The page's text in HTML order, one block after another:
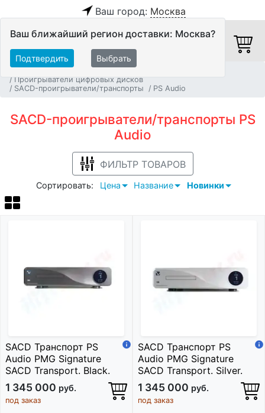
Ваш город: Москва
Ваш ближайший регион доставки: Москва?
Подтвердить Выбрать
Проигрыватели цифровых дисков
SACD-проигрыватели/транспорты
PS Audio
SACD-проигрыватели/транспорты PS
Audio
ФИЛЬТР ТОВАРОВ
Сортировать: Цена Название Новинки
SACD Транспорт PS
Audio PMG Signature
SACD Transport. Black.
1 345 000 руб.
под заказ
SACD Транспорт PS
Audio PMG Signature
SACD Transport. Silver.
1 345 000 руб.
под заказ